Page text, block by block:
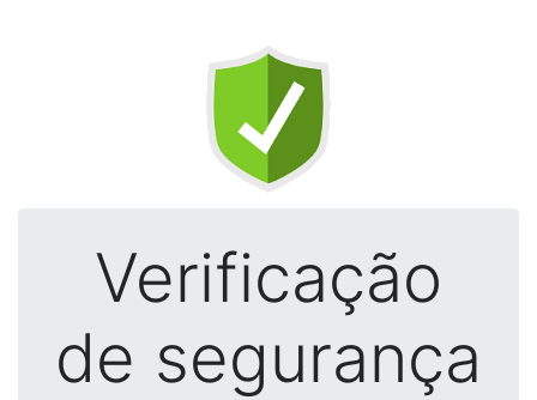
Verificação
de segurança